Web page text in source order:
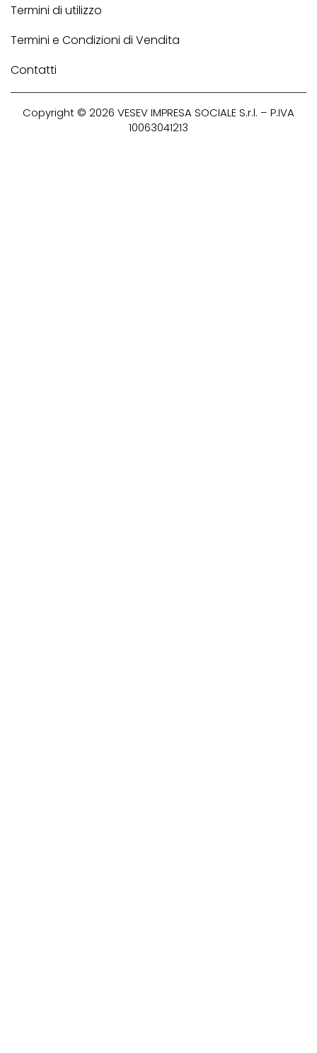
Termini di utilizzo
Termini e Condizioni di Vendita
Contatti
Copyright © 2026 VESEVIMPRESA SOCIALE S.r.l. – P.IVA
10063041213